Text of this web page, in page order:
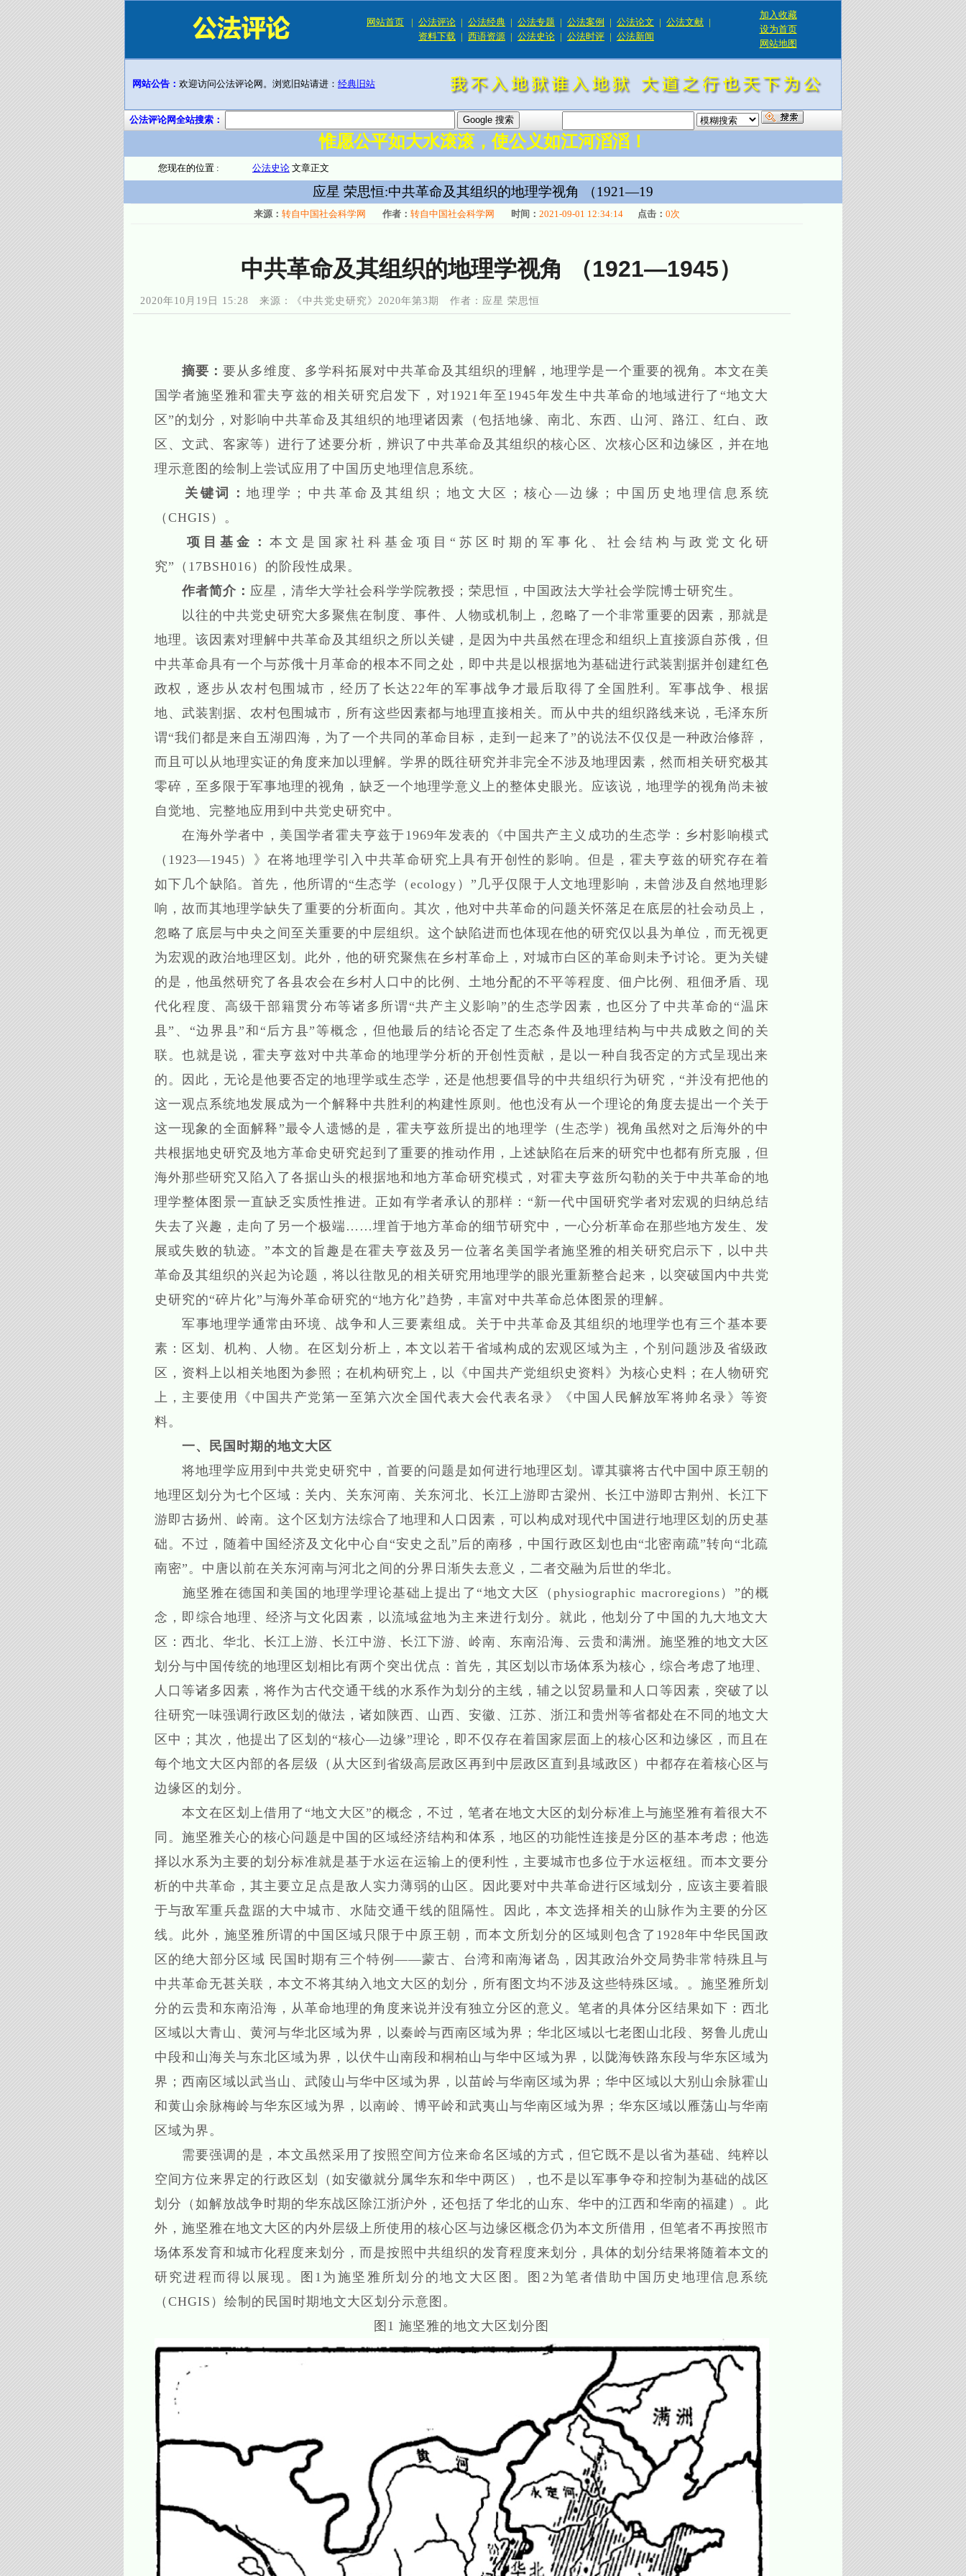
网站首页 | 公法评论 | 公法经典 | 公法专题 | 公法案例 | 公法论文 | 公法文献 |
资料下载 | 西语资源 | 公法史论 | 公法时评 | 公法新闻
加入收藏
设为首页
网站地图
网站公告： 欢迎访问公法评论网。浏览旧站请进： 经典旧站
公法评论网全站搜索：
惟愿公平如大水滚滚，使公义如江河滔滔！
您现在的位置 : 公法史论 文章正文
应星 荣思恒:中共革命及其组织的地理学视角 （1921—19
来源： 转自中国社会科学网 作者： 转自中国社会科学网 时间： 2021-09-01 12:34:14 点击： 0次
中共革命及其组织的地理学视角 （1921—1945）
2020年10月19日 15:28 来源：《中共党史研究》2020年第3期 作者：应星 荣思恒
摘要： 要从多维度、多学科拓展对中共革命及其组织的理解，地理学是一个重要的视角。本文在美
国学者施坚雅和霍夫亨兹的相关研究启发下，对1921年至1945年发生中共革命的地域进行了“地文大
区”的划分，对影响中共革命及其组织的地理诸因素（包括地缘、南北、东西、山河、路江、红白、政
区、文武、客家等）进行了述要分析，辨识了中共革命及其组织的核心区、次核心区和边缘区，并在地
理示意图的绘制上尝试应用了中国历史地理信息系统。
关键词：地理学；中共革命及其组织；地文大区；核心—边缘；中国历史地理信息系统
（CHGIS）。
项目基金： 本文是国家社科基金项目“苏区时期的军事化、社会结构与政党文化研
究”（17BSH016）的阶段性成果。
作者简介： 应星，清华大学社会科学学院教授；荣思恒，中国政法大学社会学院博士研究生。
以往的中共党史研究大多聚焦在制度、事件、人物或机制上，忽略了一个非常重要的因素，那就是
地理。该因素对理解中共革命及其组织之所以关键，是因为中共虽然在理念和组织上直接源自苏俄，但
中共革命具有一个与苏俄十月革命的根本不同之处，即中共是以根据地为基础进行武装割据并创建红色
政权，逐步从农村包围城市，经历了长达22年的军事战争才最后取得了全国胜利。军事战争、根据
地、武装割据、农村包围城市，所有这些因素都与地理直接相关。而从中共的组织路线来说，毛泽东所
谓“我们都是来自五湖四海，为了一个共同的革命目标，走到一起来了”的说法不仅仅是一种政治修辞，
而且可以从地理实证的角度来加以理解。学界的既往研究并非完全不涉及地理因素，然而相关研究极其
零碎，至多限于军事地理的视角，缺乏一个地理学意义上的整体史眼光。应该说，地理学的视角尚未被
自觉地、完整地应用到中共党史研究中。
在海外学者中，美国学者霍夫亨兹于1969年发表的《中国共产主义成功的生态学：乡村影响模式
（1923—1945）》在将地理学引入中共革命研究上具有开创性的影响。但是，霍夫亨兹的研究存在着
如下几个缺陷。首先，他所谓的“生态学（ecology）”几乎仅限于人文地理影响，未曾涉及自然地理影
响，故而其地理学缺失了重要的分析面向。其次，他对中共革命的问题关怀落足在底层的社会动员上，
忽略了底层与中央之间至关重要的中层组织。这个缺陷进而也体现在他的研究仅以县为单位，而无视更
为宏观的政治地理区划。此外，他的研究聚焦在乡村革命上，对城市白区的革命则未予讨论。更为关键
的是，他虽然研究了各县农会在乡村人口中的比例、土地分配的不平等程度、佃户比例、租佃矛盾、现
代化程度、高级干部籍贯分布等诸多所谓“共产主义影响”的生态学因素，也区分了中共革命的“温床
县”、“边界县”和“后方县”等概念，但他最后的结论否定了生态条件及地理结构与中共成败之间的关
联。也就是说，霍夫亨兹对中共革命的地理学分析的开创性贡献，是以一种自我否定的方式呈现出来
的。因此，无论是他要否定的地理学或生态学，还是他想要倡导的中共组织行为研究，“并没有把他的
这一观点系统地发展成为一个解释中共胜利的构建性原则。他也没有从一个理论的角度去提出一个关于
这一现象的全面解释”最令人遗憾的是，霍夫亨兹所提出的地理学（生态学）视角虽然对之后海外的中
共根据地史研究及地方革命史研究起到了重要的推动作用，上述缺陷在后来的研究中也都有所克服，但
海外那些研究又陷入了各据山头的根据地和地方革命研究模式，对霍夫亨兹所勾勒的关于中共革命的地
理学整体图景一直缺乏实质性推进。正如有学者承认的那样：“新一代中国研究学者对宏观的归纳总结
失去了兴趣，走向了另一个极端……埋首于地方革命的细节研究中，一心分析革命在那些地方发生、发
展或失败的轨迹。”本文的旨趣是在霍夫亨兹及另一位著名美国学者施坚雅的相关研究启示下，以中共
革命及其组织的兴起为论题，将以往散见的相关研究用地理学的眼光重新整合起来，以突破国内中共党
史研究的“碎片化”与海外革命研究的“地方化”趋势，丰富对中共革命总体图景的理解。
军事地理学通常由环境、战争和人三要素组成。关于中共革命及其组织的地理学也有三个基本要
素：区划、机构、人物。在区划分析上，本文以若干省域构成的宏观区域为主，个别问题涉及省级政
区，资料上以相关地图为参照；在机构研究上，以《中国共产党组织史资料》为核心史料；在人物研究
上，主要使用《中国共产党第一至第六次全国代表大会代表名录》《中国人民解放军将帅名录》等资
料。
一、民国时期的地文大区
将地理学应用到中共党史研究中，首要的问题是如何进行地理区划。谭其骧将古代中国中原王朝的
地理区划分为七个区域：关内、关东河南、关东河北、长江上游即古梁州、长江中游即古荆州、长江下
游即古扬州、岭南。这个区划方法综合了地理和人口因素，可以构成对现代中国进行地理区划的历史基
础。不过，随着中国经济及文化中心自“安史之乱”后的南移，中国行政区划也由“北密南疏”转向“北疏
南密”。中唐以前在关东河南与河北之间的分界日渐失去意义，二者交融为后世的华北。
施坚雅在德国和美国的地理学理论基础上提出了“地文大区（physiographic macroregions）”的概
念，即综合地理、经济与文化因素，以流域盆地为主来进行划分。就此，他划分了中国的九大地文大
区：西北、华北、长江上游、长江中游、长江下游、岭南、东南沿海、云贵和满洲。施坚雅的地文大区
划分与中国传统的地理区划相比有两个突出优点：首先，其区划以市场体系为核心，综合考虑了地理、
人口等诸多因素，将作为古代交通干线的水系作为划分的主线，辅之以贸易量和人口等因素，突破了以
往研究一味强调行政区划的做法，诸如陕西、山西、安徽、江苏、浙江和贵州等省都处在不同的地文大
区中；其次，他提出了区划的“核心—边缘”理论，即不仅存在着国家层面上的核心区和边缘区，而且在
每个地文大区内部的各层级（从大区到省级高层政区再到中层政区直到县域政区）中都存在着核心区与
边缘区的划分。
本文在区划上借用了“地文大区”的概念，不过，笔者在地文大区的划分标准上与施坚雅有着很大不
同。施坚雅关心的核心问题是中国的区域经济结构和体系，地区的功能性连接是分区的基本考虑；他选
择以水系为主要的划分标准就是基于水运在运输上的便利性，主要城市也多位于水运枢纽。而本文要分
析的中共革命，其主要立足点是敌人实力薄弱的山区。因此要对中共革命进行区域划分，应该主要着眼
于与敌军重兵盘踞的大中城市、水陆交通干线的阻隔性。因此，本文选择相关的山脉作为主要的分区
线。此外，施坚雅所谓的中国区域只限于中原王朝，而本文所划分的区域则包含了1928年中华民国政
区的绝大部分区域 民国时期有三个特例——蒙古、台湾和南海诸岛，因其政治外交局势非常特殊且与
中共革命无甚关联，本文不将其纳入地文大区的划分，所有图文均不涉及这些特殊区域。。施坚雅所划
分的云贵和东南沿海，从革命地理的角度来说并没有独立分区的意义。笔者的具体分区结果如下：西北
区域以大青山、黄河与华北区域为界，以秦岭与西南区域为界；华北区域以七老图山北段、努鲁儿虎山
中段和山海关与东北区域为界，以伏牛山南段和桐柏山与华中区域为界，以陇海铁路东段与华东区域为
界；西南区域以武当山、武陵山与华中区域为界，以苗岭与华南区域为界；华中区域以大别山余脉霍山
和黄山余脉梅岭与华东区域为界，以南岭、博平岭和武夷山与华南区域为界；华东区域以雁荡山与华南
区域为界。
需要强调的是，本文虽然采用了按照空间方位来命名区域的方式，但它既不是以省为基础、纯粹以
空间方位来界定的行政区划（如安徽就分属华东和华中两区），也不是以军事争夺和控制为基础的战区
划分（如解放战争时期的华东战区除江浙沪外，还包括了华北的山东、华中的江西和华南的福建）。此
外，施坚雅在地文大区的内外层级上所使用的核心区与边缘区概念仍为本文所借用，但笔者不再按照市
场体系发育和城市化程度来划分，而是按照中共组织的发育程度来划分，具体的划分结果将随着本文的
研究进程而得以展现。图1为施坚雅所划分的地文大区图。图2为笔者借助中国历史地理信息系统
（CHGIS）绘制的民国时期地文大区划分示意图。
图 1 施坚雅的地文大区划分图